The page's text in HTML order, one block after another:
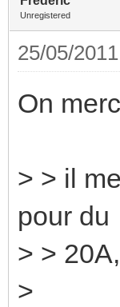
Unregistered
25/05/
On
> > il
pour du
> >
>